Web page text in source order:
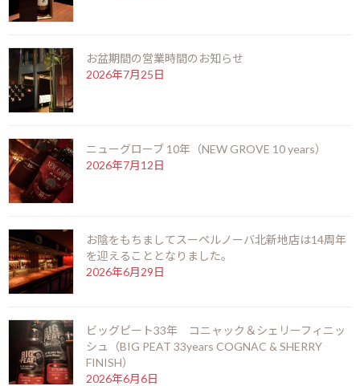
F
ac
e
b
o
o
k
X
e
se
er
p
n
カテゴリー お知らせ
前の記事
ラモンアロネス アロネスNo.3（RAMON ALLONES ALLONESNo.3）
2025年3月23日
お盆期間の営業時間のお知らせ
2026年7月25日
ニューグローブ 10年（NEW GROVE 10 years）
2026年7月12日
お陰をもちましてスーペルノーバ北新地店は14周年
を迎えることとなりました。
2026年6月29日
ビッグピート33年 コニャック＆シェリーフィニッ
シュ（BIG PEAT 33years COGNAC & SHERRY
FINISH）
2026年6月6日